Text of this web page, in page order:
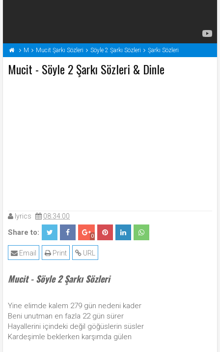
M Mucit Şarkı Sözleri Söyle 2 Şarkı Sözleri Şarkı Sözleri
Mucit - Söyle 2 Şarkı Sözleri & Dinle
lyrics 08:34:00
Share to: 0
URL
Print
Email
Mucit - Söyle 2 Şarkı Sözleri
Yine elimde kalem 279 gün nedeni kader
Beni unutman en fazla 22 gün sürer
Hayallerini içindeki değil göğüslerin süsler
Kardeşimle beklerken karşımda gülen